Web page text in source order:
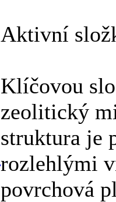
Aktivní
Klíčovou
zeolitický
struktura je
rozlehlými
povrchová